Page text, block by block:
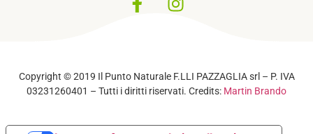
Copyright © 2019 Il Punto Naturale F.LLI PAZZAGLIA srl – P. IVA
03231260401 – Tutti i diritti riservati. Credits: Martin Brando